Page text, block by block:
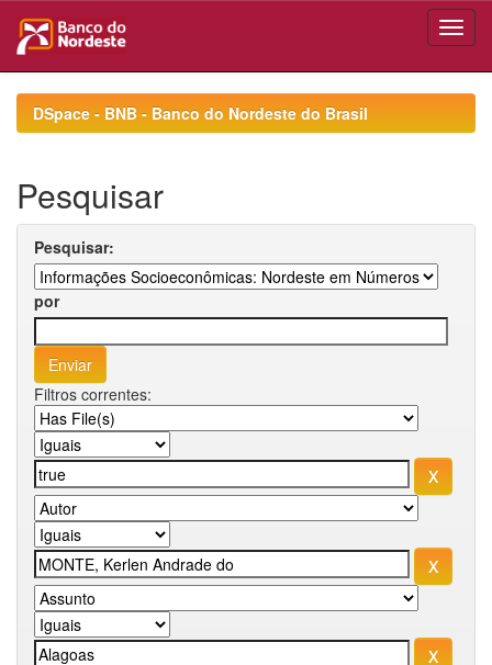
navigationDSpace - BNB - Banco do Nordeste do Brasil
Pesquisar
Pesquisar:
por
Filtros correntes: